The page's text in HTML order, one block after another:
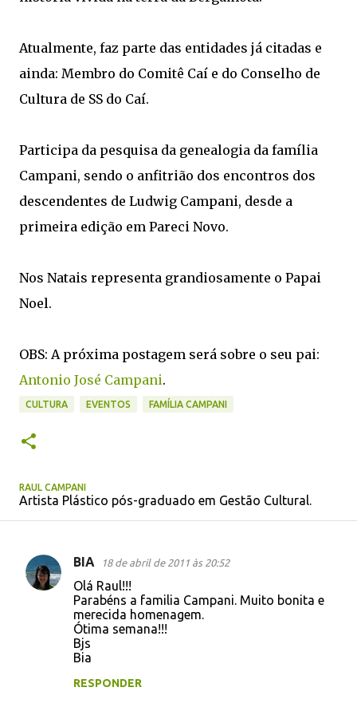
Atualmente, faz parte das entidades já citadas e
ainda: Membro do Comitê Caí e do Conselho de
Cultura de SS do Caí.
Participa da pesquisa da genealogia da família
Campani, sendo o anfitrião dos encontros dos
descendentes de Ludwig Campani, desde a
primeira edição em Pareci Novo.
Nos Natais representa grandiosamente o Papai
Noel.
OBS: A próxima postagem será sobre o seu pai:
Antonio José Campani.
CULTURA EVENTOS FAMÍLIA CAMPANI
RAUL CAMPANI
Artista Plástico pós-graduado em Gestão Cultural.
C
BIA 18 de abril de 2011 às 20:52
Olá Raul!!!
Parabéns a familia Campani. Muito bonita e
merecida homenagem.
Ótima semana!!!
Bjs
Bia
RESPONDER